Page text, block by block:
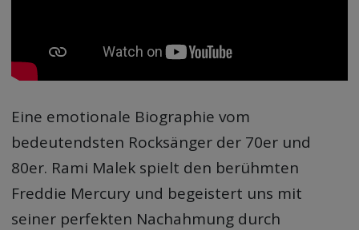
Eine emotionale Biographie vom
bedeutendsten Rocksänger der 70er und
80er. Rami Malek spielt den berühmten
Freddie Mercury und begeistert uns mit
seiner perfekten Nachahmung durch